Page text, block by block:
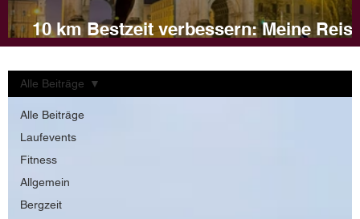
10 km Bestzeit verbessern: Meine
und Tipps für dein Training
Alle Beiträge
Laufevents
Fitness
Allgemein
Bergzeit
Alle Beiträge